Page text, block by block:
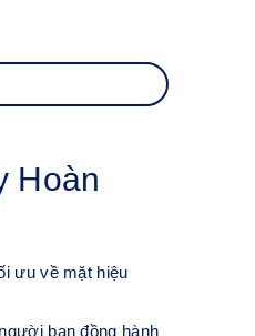
Hoàn
ưu về mặt hiệu
bạn đồng hành